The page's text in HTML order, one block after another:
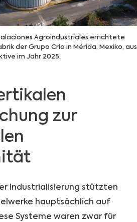
Agroindustriales errichtete
der Grupo Crío in Mérida, Mexiko, aus
im Jahr 2025.
zur
Industrialisierung stützten
hauptsächlich auf
Systeme waren zwar für